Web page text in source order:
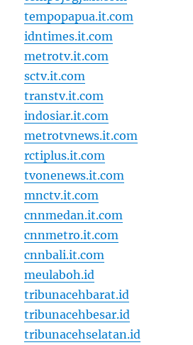
tempopapua.it.com
idntimes.it.com
metrotv.it.com
sctv.it.com
transtv.it.com
indosiar.it.com
metrotvnews.it.com
rctiplus.it.com
tvonenews.it.com
mnctv.it.com
cnnmedan.it.com
cnnmetro.it.com
cnnbali.it.com
meulaboh.id
tribunacehbarat.id
tribunacehbesar.id
tribunacehselatan.id